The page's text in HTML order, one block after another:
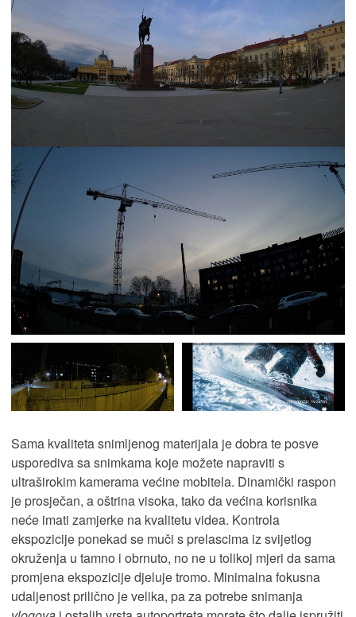
Sama kvaliteta snimljenog materijala je dobra te posve
usporediva sa snimkama koje možete napraviti s
ultraširokim kamerama većine mobitela. Dinamički raspon
je prosječan, a oštrina visoka, tako da većina korisnika
neće imati zamjerke na kvalitetu videa. Kontrola
ekspozicije ponekad se muči s prelascima iz svijetlog
okruženja u tamno i obrnuto, no ne u tolikoj mjeri da sama
promjena ekspozicije djeluje tromo. Minimalna fokusna
udaljenost prilično je velika, pa za potrebe snimanja